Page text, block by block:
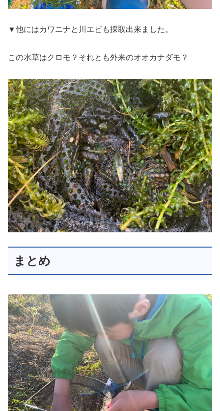
▼他にはカワニナと川エビも採取出来ました。
この水草はクロモ？それとも外来のオオカナダモ？
まとめ